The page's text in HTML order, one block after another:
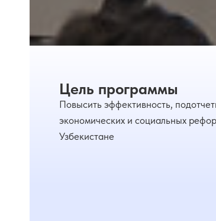
Цель программы
Повысить эффективность,
экономических и социальных
Узбекистане